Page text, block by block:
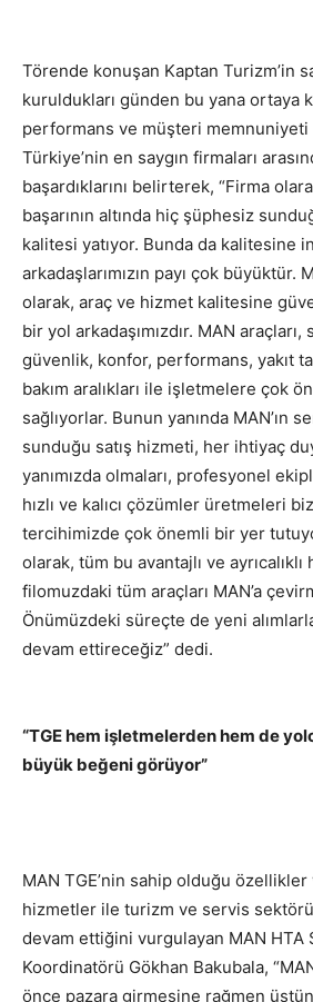
Törende konuşan Kaptan Turizm’in
kuruldukları günden bu yana ortaya
performans ve müşteri memnuniyeti
Türkiye’nin en saygın firmaları
başardıklarını belirterek, “Firma
başarının altında hiç şüphesiz
kalitesi yatıyor. Bunda da kalitesine
arkadaşlarımızın payı çok büyüktür.
olarak, araç ve hizmet kalitesine
bir yol arkadaşımızdır. MAN
güvenlik, konfor, performans, yakıt
bakım aralıkları ile işletmelere çok
sağlıyorlar. Bunun yanında MAN’ın
sunduğu satış hizmeti, her ihtiyaç
yanımızda olmaları, profesyonel
hızlı ve kalıcı çözümler üretmeleri
tercihimizde çok önemli bir yer
olarak, tüm bu avantajlı ve
filomuzdaki tüm araçları MAN’a
Önümüzdeki süreçte de yeni
devam ettireceğiz” dedi.
“TGE hem işletmelerden hem de
büyük beğeni görüyor”
MAN TGE’nin sahip olduğu
hizmetler ile turizm ve servis
devam ettiğini vurgulayan MAN HTA
Koordinatörü Gökhan Bakubala,
önce pazara girmesine rağmen